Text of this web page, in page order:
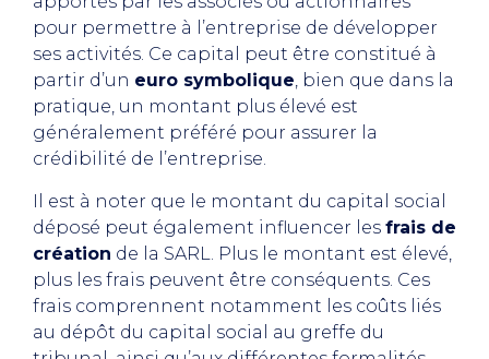
pour permettre à l’entreprise de développer
ses activités. Ce capital peut être constitué à
partir d’un euro symbolique, bien que dans la
pratique, un montant plus élevé est
généralement préféré pour assurer la
crédibilité de l’entreprise.
Il est à noter que le montant du capital social
déposé peut également influencer les frais de
création de la SARL. Plus le montant est élevé,
plus les frais peuvent être conséquents. Ces
frais comprennent notamment les coûts liés
au dépôt du capital social au greffe du